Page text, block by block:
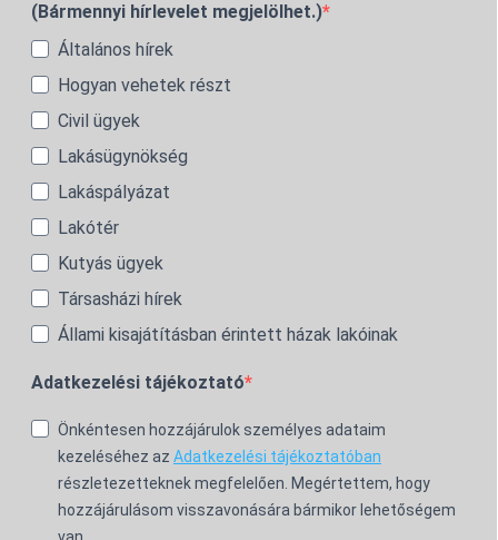
(Bármennyi hírlevelet megjelölhet.)
Általános hírek
Hogyan vehetek részt
Civil ügyek
Lakásügynökség
Lakáspályázat
Lakótér
Kutyás ügyek
Társasházi hírek
Állami kisajátításban érintett házak lakóinak
Adatkezelési tájékoztató
Önkéntesen hozzájárulok személyes adataim
kezeléséhez az Adatkezelési tájékoztatóban
részletezetteknek megfelelően. Megértettem, hogy
hozzájárulásom visszavonására bármikor lehetőségem